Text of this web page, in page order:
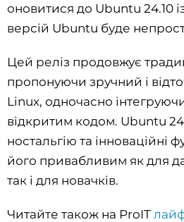
оновитися до Ubuntu 24.10
версій Ubuntu буде
Цей реліз продовжує
пропонуючи зручний і
Linux, одночасно інтегруючи
відкритим кодом. Ubuntu
ностальгію та інноваційні
його привабливим як для
так і для новачків.
Читайте також на ProIT